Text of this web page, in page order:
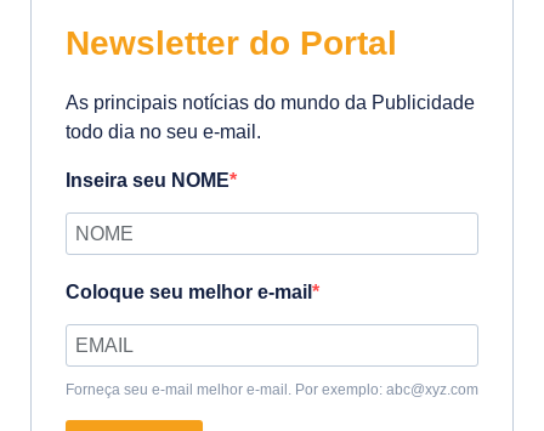
Newsletter do Portal
As principais notícias do mundo da Publicidade
todo dia no seu e-mail.
Inseira seu NOME
Coloque seu melhor e-mail
Forneça seu e-mail melhor e-mail. Por exemplo: abc@xyz.com